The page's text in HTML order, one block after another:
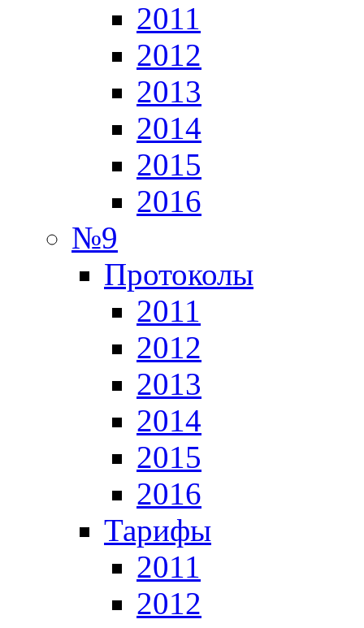
2011
2012
2013
2014
2015
2016
№9
Протоколы
2011
2012
2013
2014
2015
2016
Тарифы
2011
2012